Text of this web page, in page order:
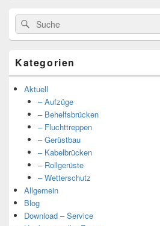
Suche
nach:
Suche
Kategorien
Aktuell
– Aufzüge
– Behelfsbrücken
– Fluchttreppen
– Gerüstbau
– Kabelbrücken
– Rollgerüste
– Wetterschutz
Allgemein
Blog
Download – Service